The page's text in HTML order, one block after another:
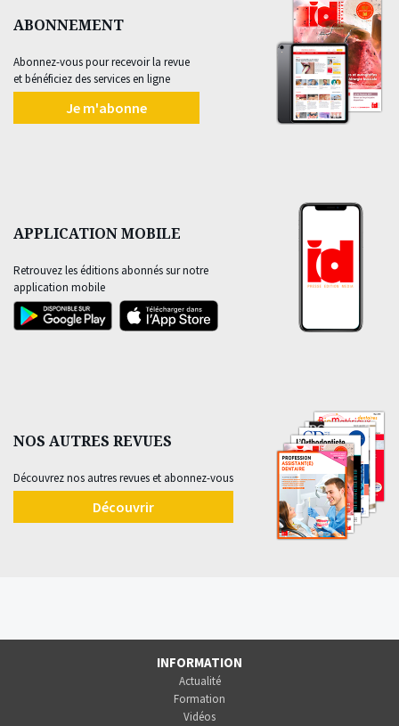
ABONNEMENT
Abonnez-vous pour recevoir la revue
et bénéficiez des services en ligne
Je m'abonne
APPLICATION MOBILE
Retrouvez les éditions abonnés sur notre
application mobile
NOS AUTRES REVUES
Découvrez nos autres revues et abonnez-vous
Découvrir
INFORMATION
Actualité
Formation
Vidéos